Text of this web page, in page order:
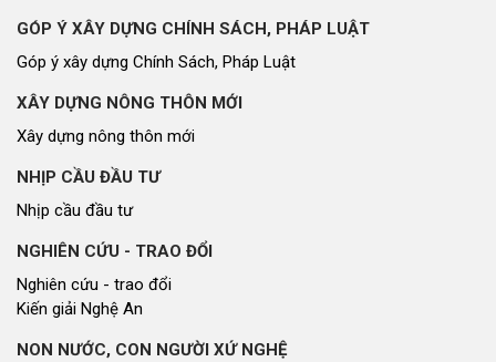
GÓP Ý XÂY DỰNG CHÍNH SÁCH, PHÁP LUẬT
Góp ý xây dựng Chính Sách, Pháp Luật
XÂY DỰNG NÔNG THÔN MỚI
Xây dựng nông thôn mới
NHỊP CẦU ĐẦU TƯ
Nhịp cầu đầu tư
NGHIÊN CỨU - TRAO ĐỔI
Nghiên cứu - trao đổi
Kiến giải Nghệ An
NON NƯỚC, CON NGƯỜI XỨ NGHỆ